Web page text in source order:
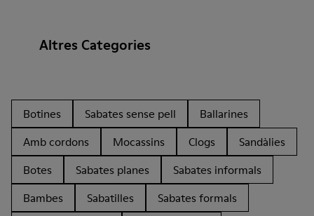
Altres Categories
Botines Sabates sense pell
Ballarines
Amb cordons
Mocassins Clogs
Sandàlies
Botes
Sabates planes
Sabates informals
Bambes
Sabatilles
Sabates formals